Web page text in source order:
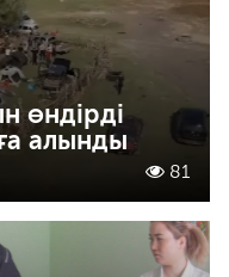
өндірді
алынды
81